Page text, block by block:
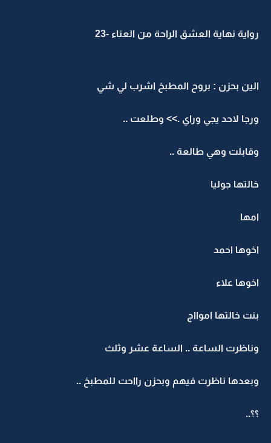
رواية نهاية العشق الراحة من العناء -23
الين بحزن : بروح المطبخ اشرب لي شي
ورجا لاحد يجي وراي .>> وطلعت ..
وقابلت وهي طالعة ..
خالتها جوليا
امها
اخوها احمد
اخوها علاء
بنت خالتها اموااج
وناظرت الساعة .. الساعة عشر وثلث
وبعدها ناظرت فيهم وبحزن رااحت للمطبخ ..
؟؟..